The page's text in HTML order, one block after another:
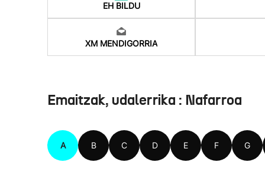
EH BILDU
XM MENDIGORRIA
Emaitzak, udalerrika : Nafarroa
A B C D E F G